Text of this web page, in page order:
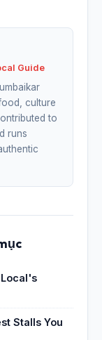
Guide
culture
to
runs
Stalls You